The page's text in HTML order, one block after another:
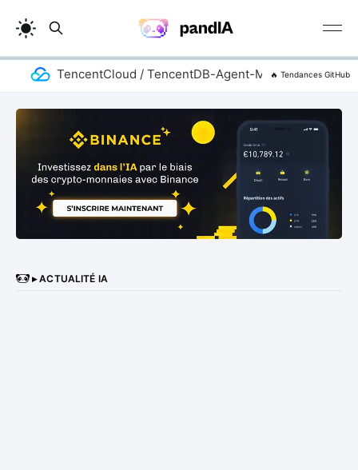
TencentCloud / TencentDB-Agent-Memory🔥 Tendances GitHub
▸ ACTUALITÉ IA